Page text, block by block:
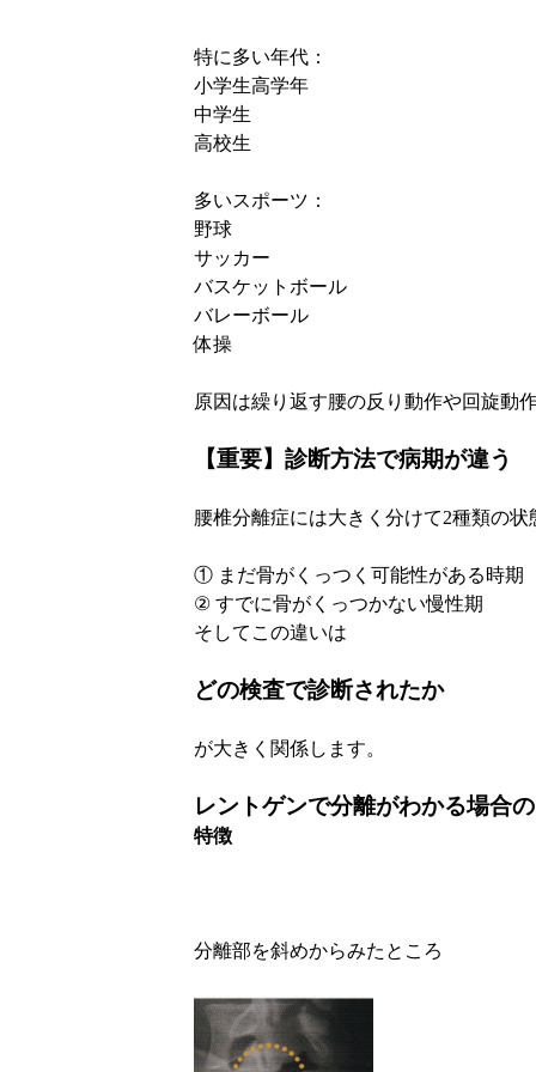
特に多い年代：
小学生高学年
中学生
高校生
多いスポーツ：
野球
サッカー
バスケットボール
バレーボール
体操
原因は繰り返す腰の反り動作や回旋動作
【重要】診断方法で病期が違う
腰椎分離症には大きく分けて2種類の状
① まだ骨がくっつく可能性がある時期
② すでに骨がくっつかない慢性期
そしてこの違いは
どの検査で診断されたか
が大きく関係します。
レントゲンで分離がわかる場合
特徴
分離部を斜めからみたところ